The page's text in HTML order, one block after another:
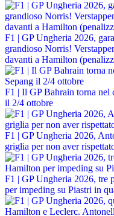
F1 | GP Ungheria 2026,
grandioso Norris!
davanti a Hamilton
F1 | Il GP Bahrain torna
il 2/4 ottobre
F1 | GP Ungheria 2026,
griglia per non aver
F1 | GP Ungheria 2026, tre
per impeding su Piastri in